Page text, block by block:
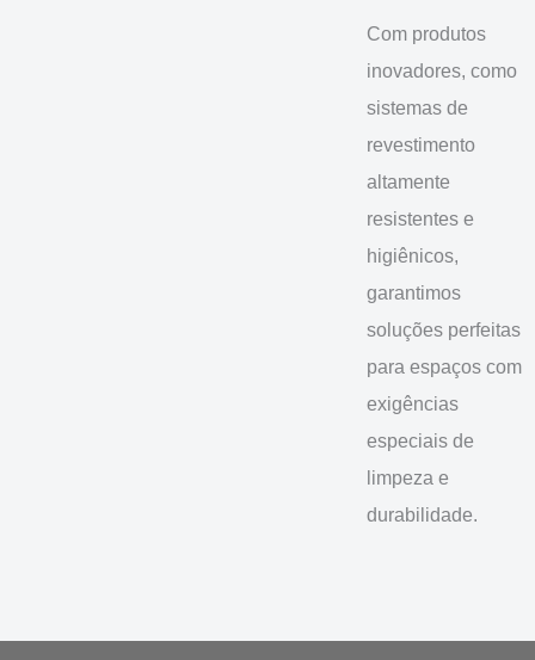
Com produtos
inovadores, como
sistemas de
revestimento
altamente
resistentes e
higiênicos,
garantimos
soluções perfeitas
para espaços com
exigências
especiais de
limpeza e
durabilidade.